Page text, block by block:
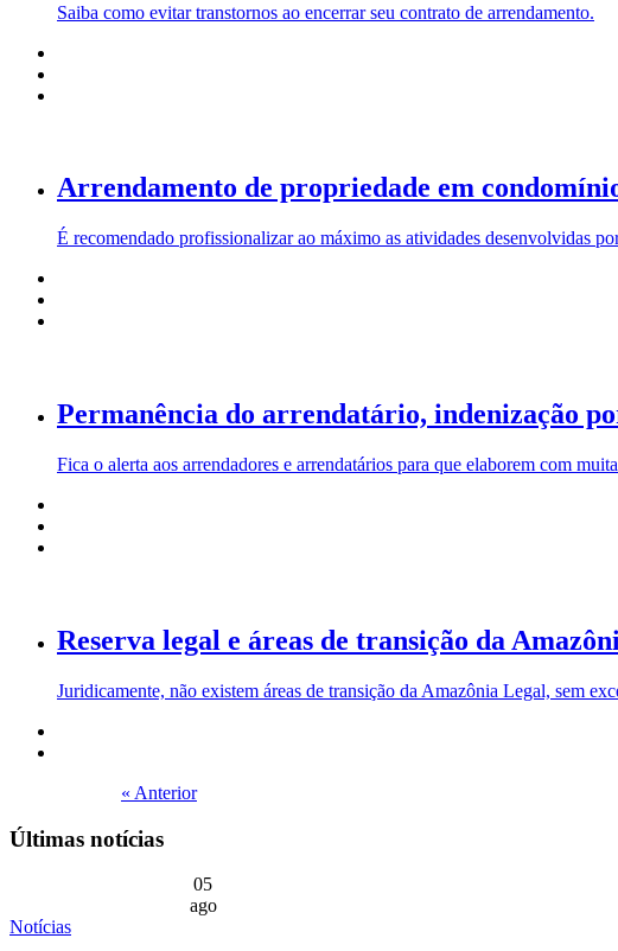
Saiba como evitar transtornos ao encerrar seu contrato de arrendamento.
Arrendamento de propriedade em
É recomendado profissionalizar ao máximo as atividades desenvolvidas
Permanência do arrendatário, indenização
Fica o alerta aos arrendadores e arrendatários para que elaborem com
Reserva legal e áreas de transição da
Juridicamente, não existem áreas de transição da Amazônia Legal, sem
« Anterior
Últimas notícias
05
ago
Notícias